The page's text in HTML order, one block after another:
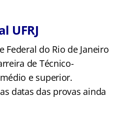
UFRJ
Federal do Rio de Janeiro
de Técnico-
e superior.
datas das provas ainda